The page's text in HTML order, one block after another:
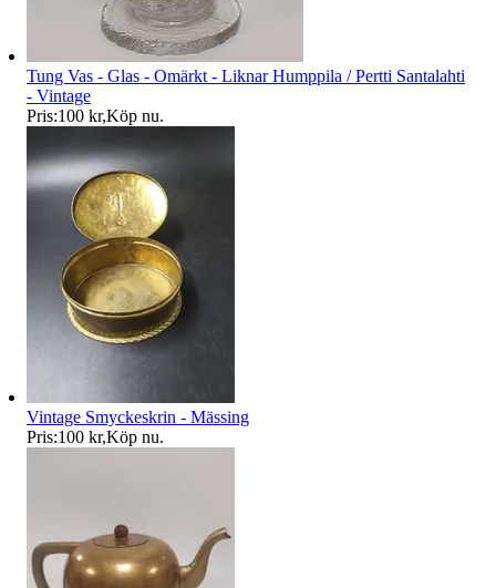
Tung Vas - Glas - Omärkt - Liknar Humppila / Pertti Santalahti
- Vintage
Pris:100 kr,Köp nu.
Vintage Smyckeskrin - Mässing
Pris:100 kr,Köp nu.